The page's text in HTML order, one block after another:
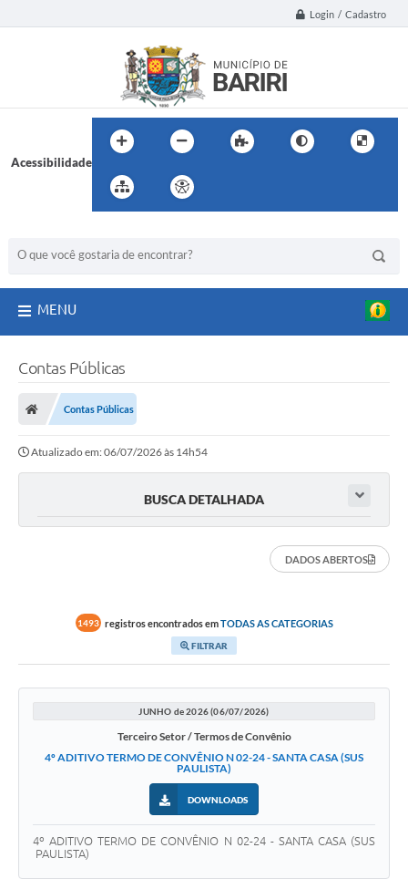
Login / Cadastro
Acessibilidade
MENU
Contas Públicas
Contas Públicas
Atualizado em: 06/07/2026 às 14h54
BUSCA DETALHADA
DADOS ABERTOS
1493 registros encontrados emTODAS AS CATEGORIAS
FILTRAR
JUNHO de 2026 (06/07/2026)
Terceiro Setor / Termos de Convênio
4º ADITIVO TERMO DE CONVÊNIO N 02-24 - SANTA CASA (SUS
PAULISTA)
DOWNLOADS
4º ADITIVO TERMO DE CONVÊNIO N 02-24 - SANTA CASA (SUS
PAULISTA)